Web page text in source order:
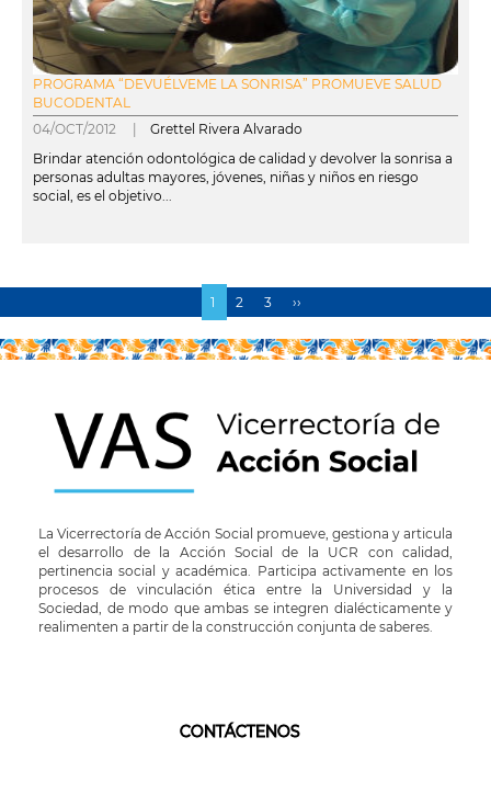
PROGRAMA “DEVUÉLVEME LA SONRISA” PROMUEVE SALUD
BUCODENTAL
04/OCT/2012 | Grettel Rivera Alvarado
Brindar atención odontológica de calidad y devolver la sonrisa a
personas adultas mayores, jóvenes, niñas y niños en riesgo
social, es el objetivo...
Página
actual
1 Page
2 Page
3
Siguiente
página
››
La Vicerrectoría de Acción Social promueve, gestiona y articula
el desarrollo de la Acción Social de la UCR con calidad,
pertinencia social y académica. Participa activamente en los
procesos de vinculación ética entre la Universidad y la
Sociedad, de modo que ambas se integren dialécticamente y
realimenten a partir de la construcción conjunta de saberes.
CONTÁCTENOS